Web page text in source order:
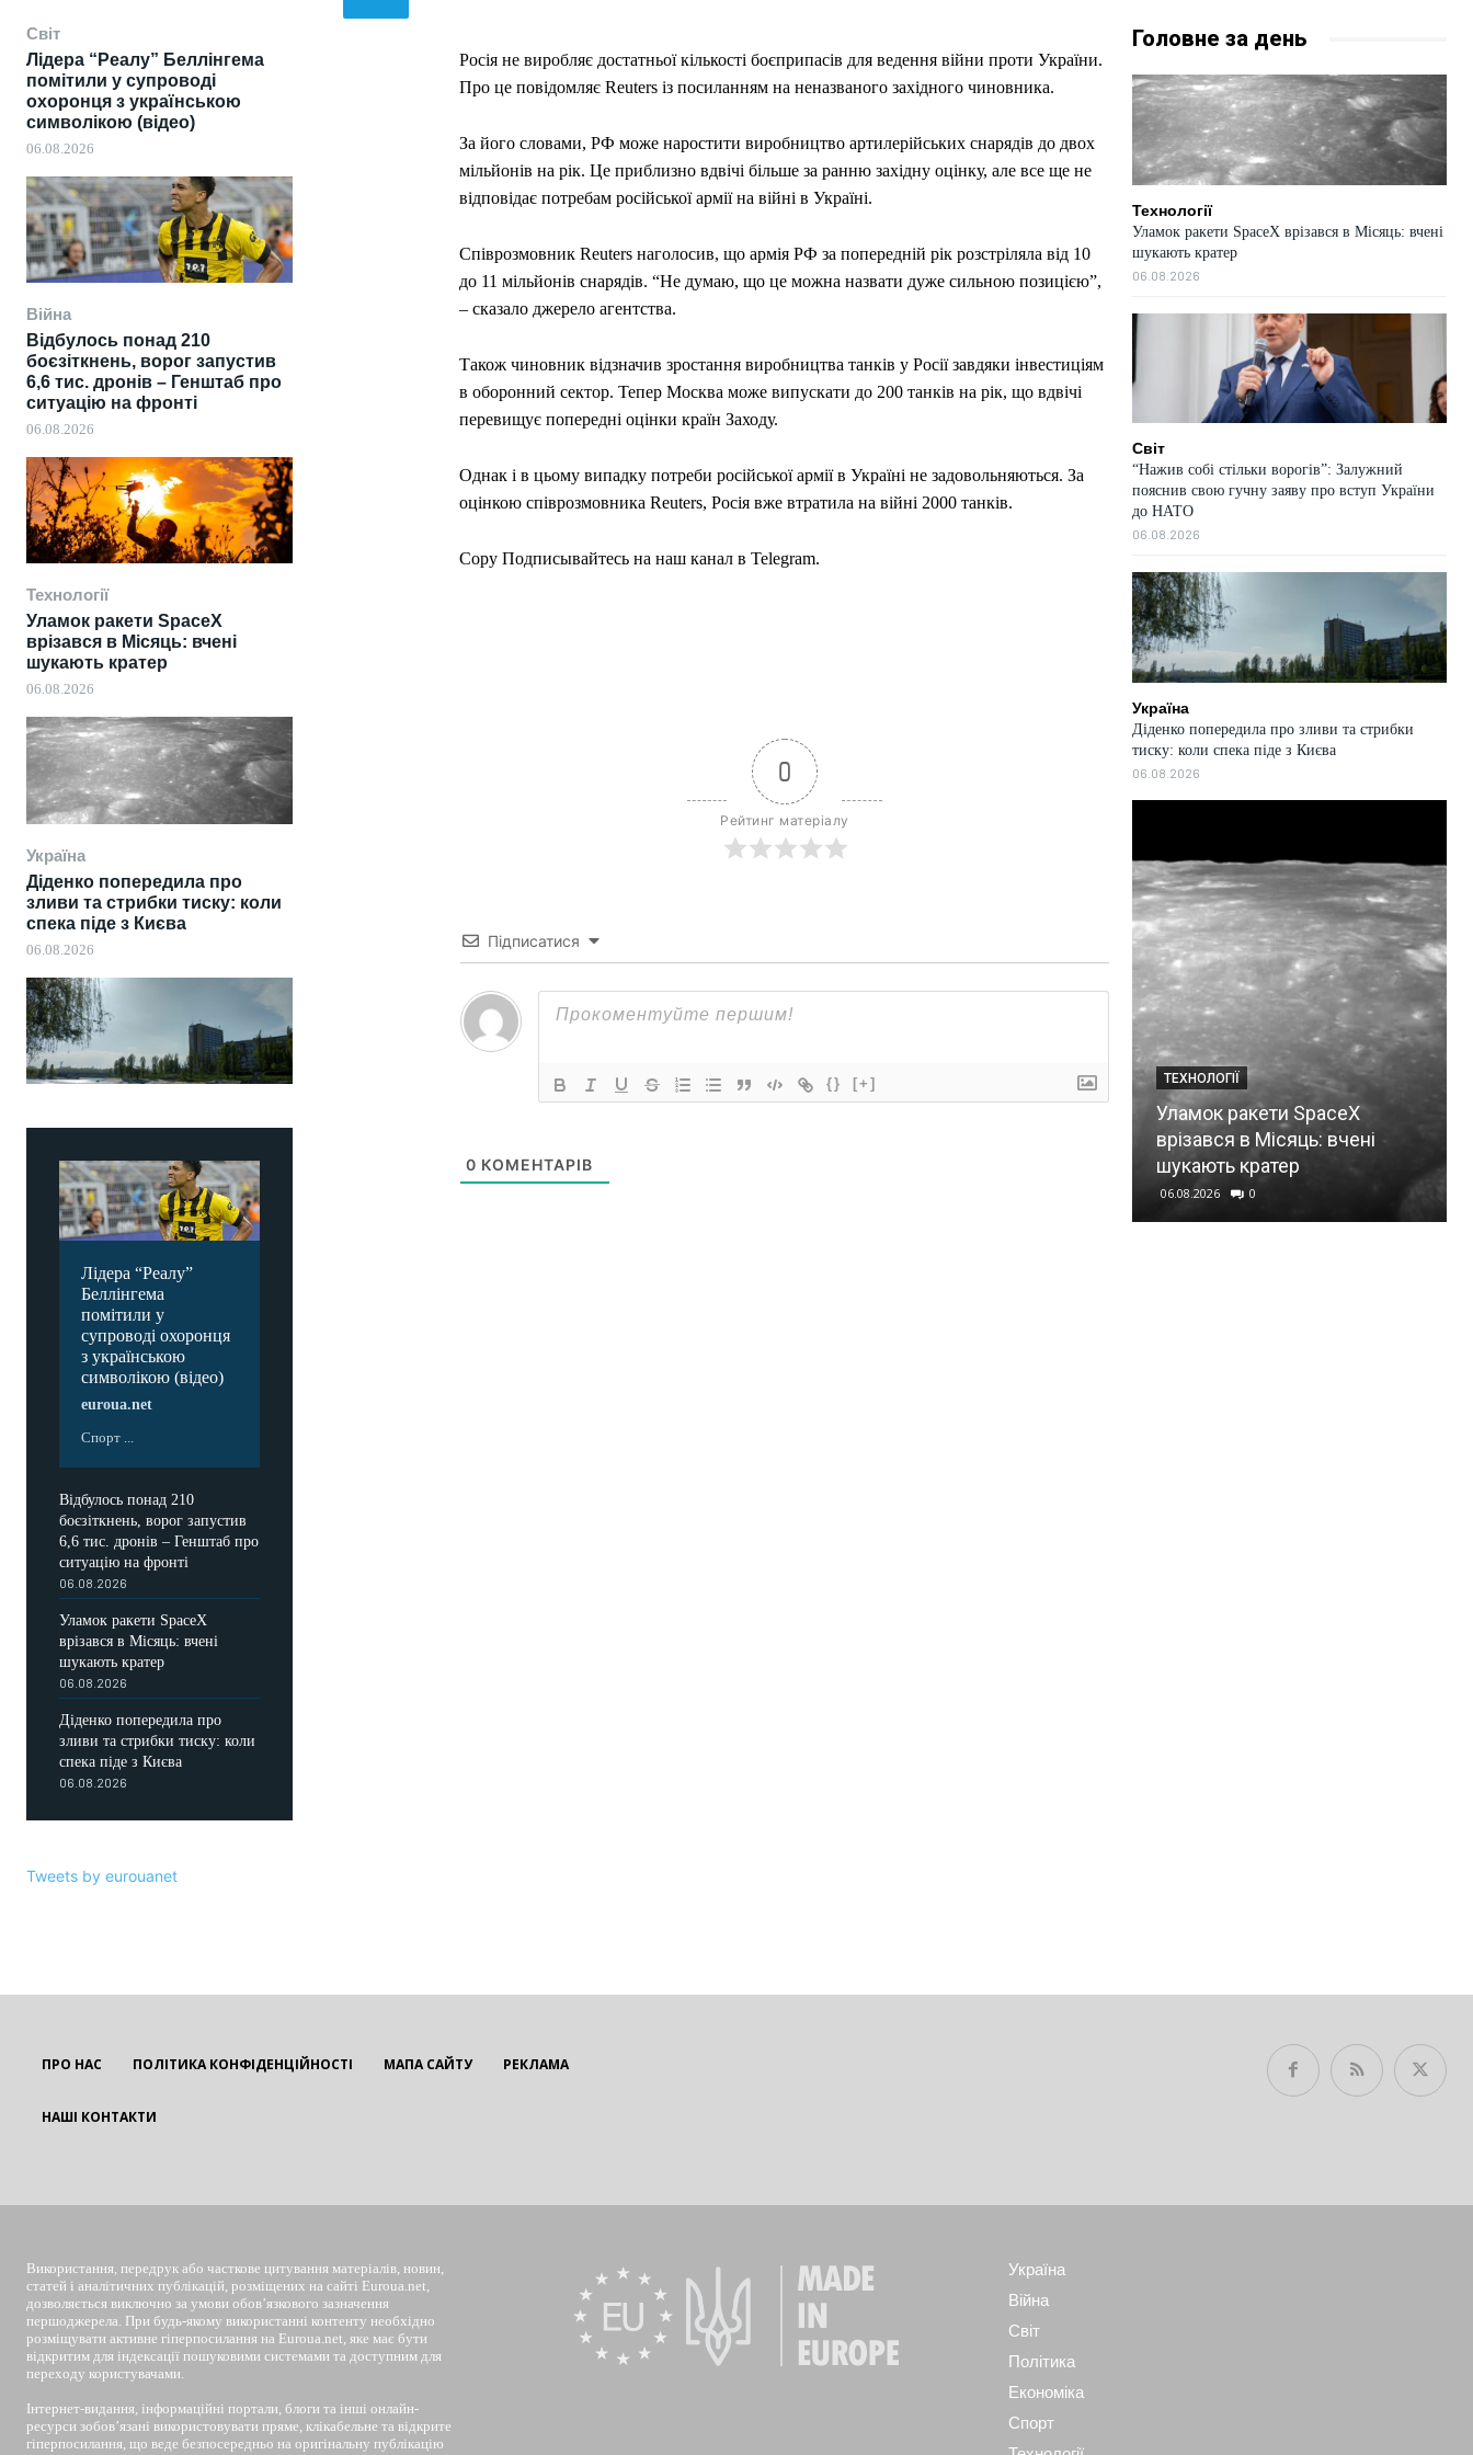
Світ
Лідера “Реалу” Беллінгема
помітили у супроводі
охоронця з українською
символікою (відео)
06.08.2026
Війна
Відбулось понад 210
боєзіткнень, ворог запустив
6,6 тис. дронів – Генштаб про
ситуацію на фронті
06.08.2026
Технології
Уламок ракети SpaceX
врізався в Місяць: вчені
шукають кратер
06.08.2026
Україна
Діденко попередила про
зливи та стрибки тиску: коли
спека піде з Києва
06.08.2026
Лідера “Реалу”
Беллінгема
помітили у
супроводі охоронця
з українською
символікою (відео)
euroua.net
Спорт ...
Відбулось понад 210
боєзіткнень, ворог запустив
6,6 тис. дронів – Генштаб про
ситуацію на фронті
06.08.2026
Уламок ракети SpaceX
врізався в Місяць: вчені
шукають кратер
06.08.2026
Діденко попередила про
зливи та стрибки тиску: коли
спека піде з Києва
06.08.2026
Tweets by eurouanet
Росія не виробляє достатньої кількості боєприпасів для ведення війни проти України.
Про це повідомляє Reuters із посиланням на неназваного західного чиновника.
За його словами, РФ може наростити виробництво артилерійських снарядів до двох
мільйонів на рік. Це приблизно вдвічі більше за ранню західну оцінку, але все ще не
відповідає потребам російської армії на війні в Україні.
Співрозмовник Reuters наголосив, що армія РФ за попередній рік розстріляла від 10
до 11 мільйонів снарядів. “Не думаю, що це можна назвати дуже сильною позицією”,
– сказало джерело агентства.
Також чиновник відзначив зростання виробництва танків у Росії завдяки інвестиціям
в оборонний сектор. Тепер Москва може випускати до 200 танків на рік, що вдвічі
перевищує попередні оцінки країн Заходу.
Однак і в цьому випадку потреби російської армії в Україні не задовольняються. За
оцінкою співрозмовника Reuters, Росія вже втратила на війні 2000 танків.
Copy Подписывайтесь на наш канал в Telegram.
0
Рейтинг матеріалу
Підписатися
{} [+]
0 КОМЕНТАРІВ
Головне за день
Технології
Уламок ракети SpaceX врізався в Місяць: вчені
шукають кратер
06.08.2026
Світ
“Нажив собі стільки ворогів”: Залужний
пояснив свою гучну заяву про вступ України
до НАТО
06.08.2026
Україна
Діденко попередила про зливи та стрибки
тиску: коли спека піде з Києва
06.08.2026
ТЕХНОЛОГІЇ
Уламок ракети SpaceX
врізався в Місяць: вчені
шукають кратер
06.08.2026 0
ПРО НАС ПОЛІТИКА КОНФІДЕНЦІЙНОСТІ МАПА САЙТУ РЕКЛАМА
НАШІ КОНТАКТИ
Використання, передрук або часткове цитування матеріалів, новин,
статей і аналітичних публікацій, розміщених на сайті Euroua.net,
дозволяється виключно за умови обов’язкового зазначення
першоджерела. При будь-якому використанні контенту необхідно
розміщувати активне гіперпосилання на Euroua.net, яке має бути
відкритим для індексації пошуковими системами та доступним для
переходу користувачами.
Інтернет-видання, інформаційні портали, блоги та інші онлайн-
ресурси зобов’язані використовувати пряме, клікабельне та відкрите
гіперпосилання, що веде безпосередньо на оригінальну публікацію
Україна
Війна
Світ
Політика
Економіка
Спорт